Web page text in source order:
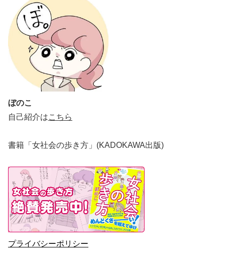
ぼのこ
自己紹介はこちら
書籍「女社会の歩き方」(KADOKAWA出版)
プライバシーポリシー